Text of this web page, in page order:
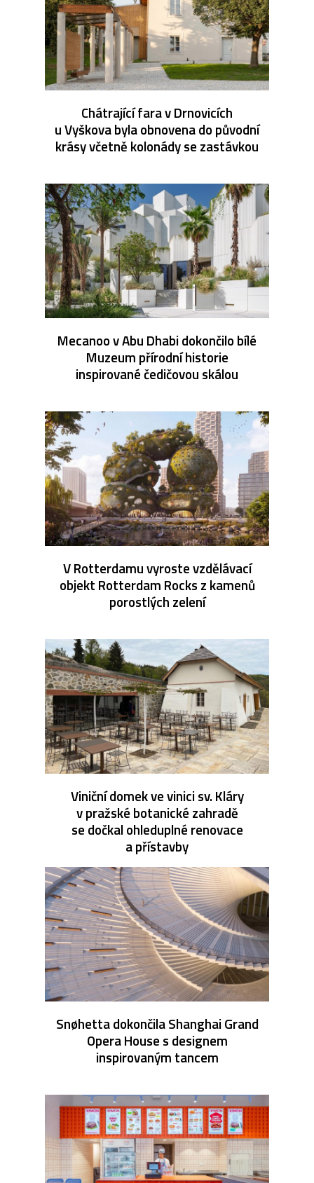
Chátrající fara v Drnovicích
u Vyškova byla obnovena do původní
krásy včetně kolonády se zastávkou
Mecanoo v Abu Dhabi dokončilo bílé
Muzeum přírodní historie
inspirované čedičovou skálou
V Rotterdamu vyroste vzdělávací
objekt Rotterdam Rocks z kamenů
porostlých zelení
Viniční domek ve vinici sv. Kláry
v pražské botanické zahradě
se dočkal ohleduplné renovace
a přístavby
Snøhetta dokončila Shanghai Grand
Opera House s designem
inspirovaným tancem